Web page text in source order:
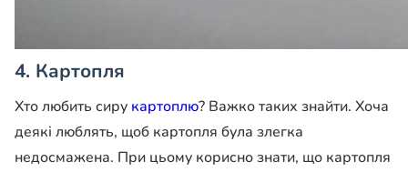
4. Картопля
Хто любить сиру картоплю? Важко таких знайти. Хоча
деякі люблять, щоб картопля була злегка
недосмажена. При цьому корисно знати, що картопля